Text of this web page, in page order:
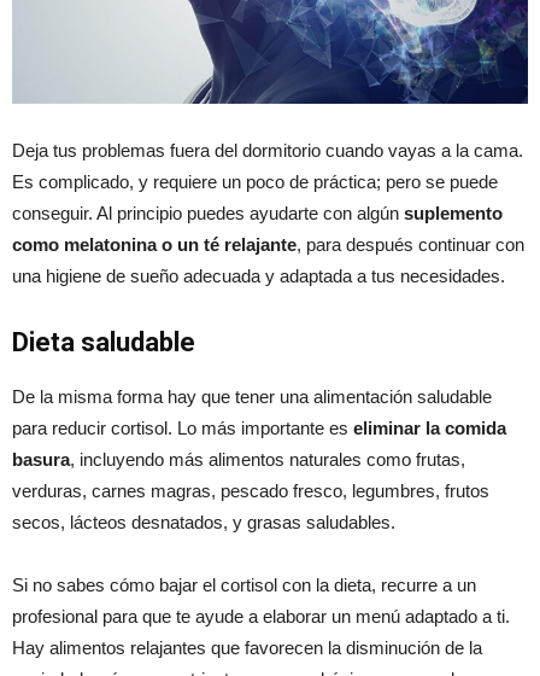
Deja tus problemas fuera del dormitorio cuando vayas a la cama.
Es complicado, y requiere un poco de práctica; pero se puede
conseguir. Al principio puedes ayudarte con algún suplemento
como melatonina o un té relajante, para después continuar con
una higiene de sueño adecuada y adaptada a tus necesidades.
Dieta saludable
De la misma forma hay que tener una alimentación saludable
para reducir cortisol. Lo más importante es eliminar la comida
basura, incluyendo más alimentos naturales como frutas,
verduras, carnes magras, pescado fresco, legumbres, frutos
secos, lácteos desnatados, y grasas saludables.
Si no sabes cómo bajar el cortisol con la dieta, recurre a un
profesional para que te ayude a elaborar un menú adaptado a ti.
Hay alimentos relajantes que favorecen la disminución de la